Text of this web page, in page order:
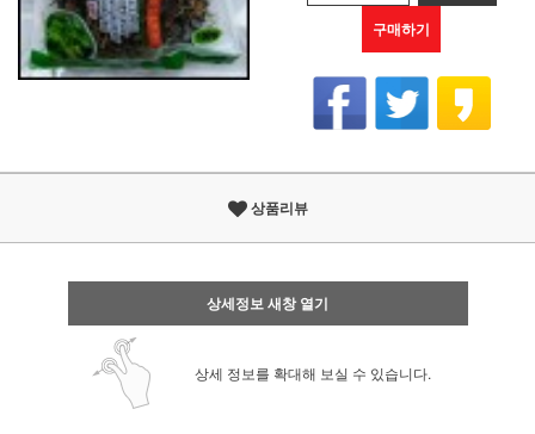
구매하기
상품리뷰
상세정보 새창 열기
상세 정보를 확대해 보실 수 있습니다.